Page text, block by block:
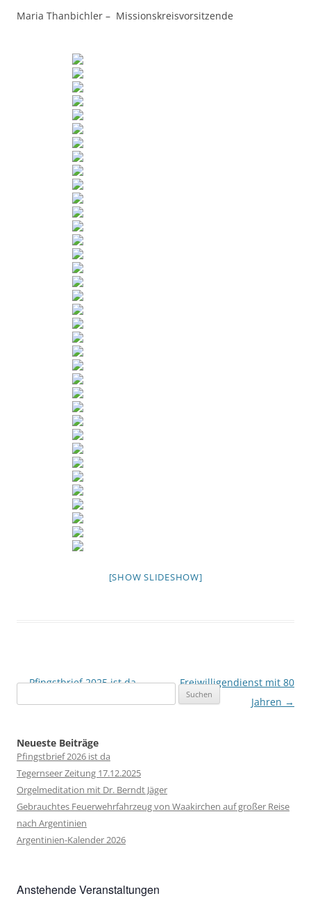
Maria Thanbichler – Missionskreisvorsitzende
[SHOW SLIDESHOW]
Beitragsnavigation
←Pfingstbrief 2025 ist da
Freiwilligendienst mit 80
Jahren →
nach:
Neueste Beiträge
Pfingstbrief 2026 ist da
Tegernseer Zeitung 17.12.2025
Orgelmeditation mit Dr. Berndt Jäger
Gebrauchtes Feuerwehrfahrzeug von Waakirchen auf großer Reise
nach Argentinien
Argentinien-Kalender 2026
Anstehende Veranstaltungen